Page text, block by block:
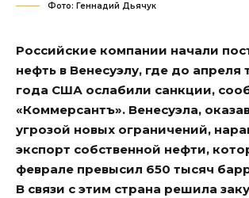
Фото: Геннадий Дьячук
Российские компании начали
нефть в Венесуэлу, где до апреля
года США ослабили санкции,
«Коммерсантъ». Венесуэла,
угрозой новых ограничений,
экспорт собственной нефти,
феврале превысил 650 тысяч
В связи с этим страна решила